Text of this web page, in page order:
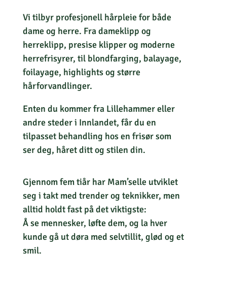
Vi tilbyr profesjonell hårpleie for både
dame og herre. Fra dameklipp og
herreklipp, presise klipper og moderne
herrefrisyrer, til blondfarging, balayage,
foilayage, highlights og større
hårforvandlinger.
Enten du kommer fra Lillehammer eller
andre steder i Innlandet, får du en
tilpasset behandling hos en frisør som
ser deg, håret ditt og stilen din.
Gjennom fem tiår har Mam’selle utviklet
seg i takt med trender og teknikker, men
alltid holdt fast på det viktigste:
Å se mennesker, løfte dem, og la hver
kunde gå ut døra med selvtillit, glød og et
smil.